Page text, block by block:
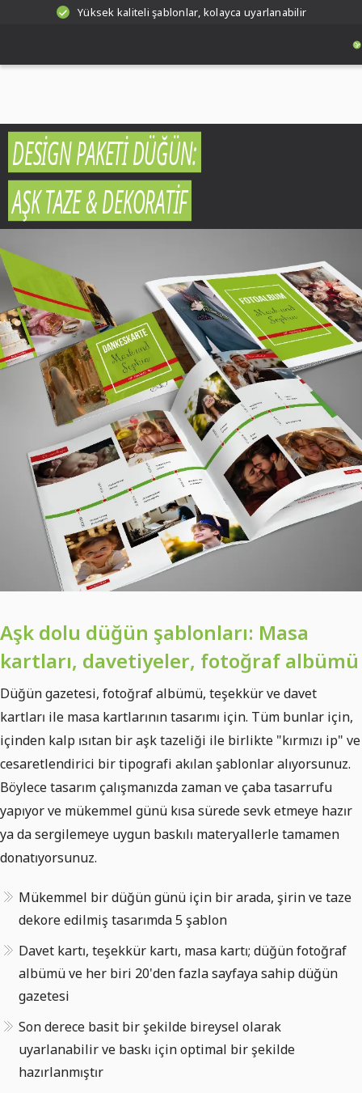
Yüksek kaliteli şablonlar, kolayca uyarlanabilir
DESIGN PAKETI DÜĞÜN:
AŞK TAZE & DEKORATIF
Aşk dolu düğün şablonları: Masa
kartları, davetiyeler, fotoğraf albümü
Düğün gazetesi, fotoğraf albümü, teşekkür ve davet
kartları ile masa kartlarının tasarımı için. Tüm bunlar için,
içinden kalp ısıtan bir aşk tazeliği ile birlikte "kırmızı ip" ve
cesaretlendirici bir tipografi akılan şablonlar alıyorsunuz.
Böylece tasarım çalışmanızda zaman ve çaba tasarrufu
yapıyor ve mükemmel günü kısa sürede sevk etmeye hazır
ya da sergilemeye uygun baskılı materyallerle tamamen
donatıyorsunuz.
Mükemmel bir düğün günü için bir arada, şirin ve taze
dekore edilmiş tasarımda 5 şablon
Davet kartı, teşekkür kartı, masa kartı; düğün fotoğraf
albümü ve her biri 20'den fazla sayfaya sahip düğün
gazetesi
Son derece basit bir şekilde bireysel olarak
uyarlanabilir ve baskı için optimal bir şekilde
hazırlanmıştır